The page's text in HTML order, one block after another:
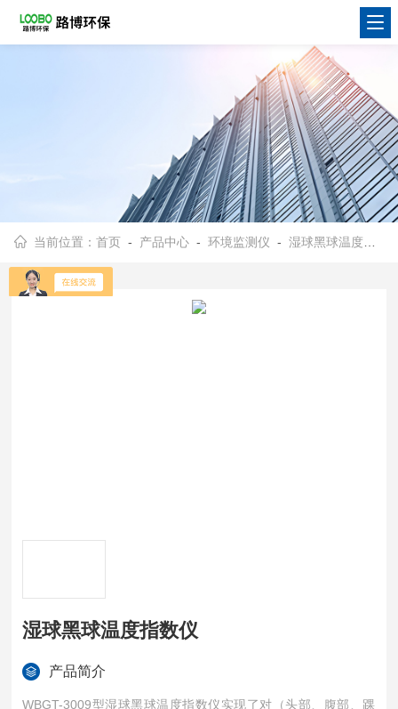
当前位置：首页 - 产品中心 -环境监测仪 -湿球黑球温度指数仪
湿球黑球温度指数仪
产品简介
WBGT-3009型湿球黑球温度指数仪实现了对（头部、腹部、踝